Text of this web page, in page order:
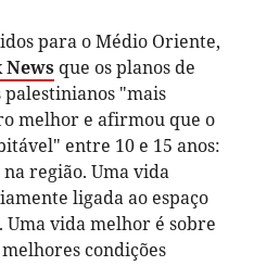
para o Médio Oriente,
News que os planos de
palestinianos "mais
melhor e afirmou que o
entre 10 e 15 anos:
região. Uma vida
ligada ao espaço
Uma vida melhor é sobre
condições